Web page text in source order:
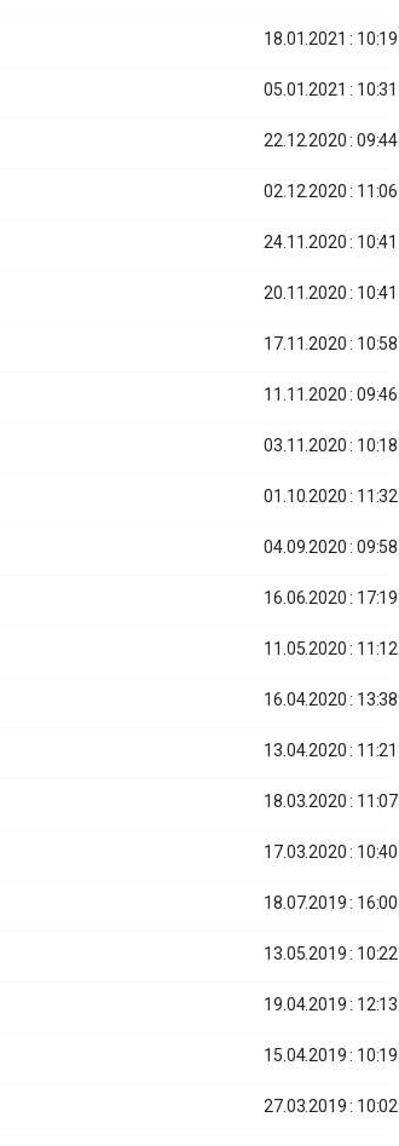
18.01.2021 : 10:19
05.01.2021 : 10:31
22.12.2020 : 09:44
02.12.2020 : 11:06
24.11.2020 : 10:41
20.11.2020 : 10:41
17.11.2020 : 10:58
11.11.2020 : 09:46
03.11.2020 : 10:18
01.10.2020 : 11:32
04.09.2020 : 09:58
16.06.2020 : 17:19
11.05.2020 : 11:12
16.04.2020 : 13:38
13.04.2020 : 11:21
18.03.2020 : 11:07
17.03.2020 : 10:40
18.07.2019 : 16:00
13.05.2019 : 10:22
19.04.2019 : 12:13
15.04.2019 : 10:19
27.03.2019 : 10:02